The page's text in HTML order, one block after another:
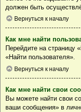
должен быть
Вернуться к началу
Как мне найти
Перейдите на страницу
«Найти пользователя».
Вернуться к началу
Как мне найти свои
Вы можете найти свои
ваши сообщения» в